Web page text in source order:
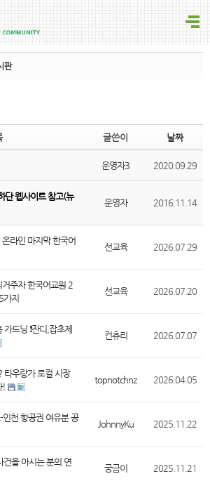
판
글쓴이 날짜
운영자3 2020.09.29
단 웹사이트 참고(뉴
운영자 2016.11.14
라인 마지막 한국어
선교육 2026.07.29
주자 한국어교원 2
지
선교육 2026.07.20
드닝 ❗잔디,잡초제
컨츄리 2026.07.07
타우랑가 로컬 시장
!
topnotchnz 2026.04.05
천 항공권 여유분 공
JohnnyKu 2025.11.22
건을 아시는 분의 연
궁금이 2025.11.21
스케치북5
스케치북5